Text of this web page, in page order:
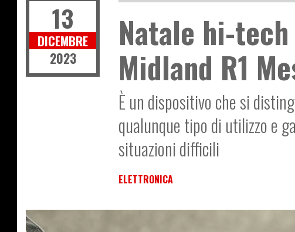
Natale hi-
Midland R1
È un dispositivo che si
qualunque tipo di utilizzo e
situazioni difficili
ELETTRONICA
13
DICEMBRE
2023